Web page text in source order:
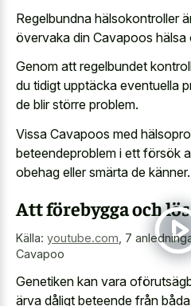
Regelbundna hälsokontroller
övervaka din Cavapoos hälsa
Genom att regelbundet
du tidigt upptäcka eventuella
de blir större problem.
Vissa Cavapoos med
beteendeproblem i ett försök
obehag eller smärta de känner.
Att förebygga och
Källa: youtube.com 7
Cavapoo
Genetiken kan vara
ärva dåligt beteende från